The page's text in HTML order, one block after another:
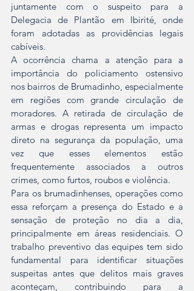
juntamente com o suspeito para a
Delegacia de Plantão em Ibirité, onde
foram adotadas as providências legais
cabíveis.
A ocorrência chama a atenção para a
importância do policiamento ostensivo
nos bairros de Brumadinho, especialmente
em regiões com grande circulação de
moradores. A retirada de circulação de
armas e drogas representa um impacto
direto na segurança da população, uma
vez que esses elementos estão
frequentemente associados a outros
crimes, como furtos, roubos e violência.
Para os brumadinhenses, operações como
essa reforçam a presença do Estado e a
sensação de proteção no dia a dia,
principalmente em áreas residenciais. O
trabalho preventivo das equipes tem sido
fundamental para identificar situações
suspeitas antes que delitos mais graves
aconteçam, contribuindo para a